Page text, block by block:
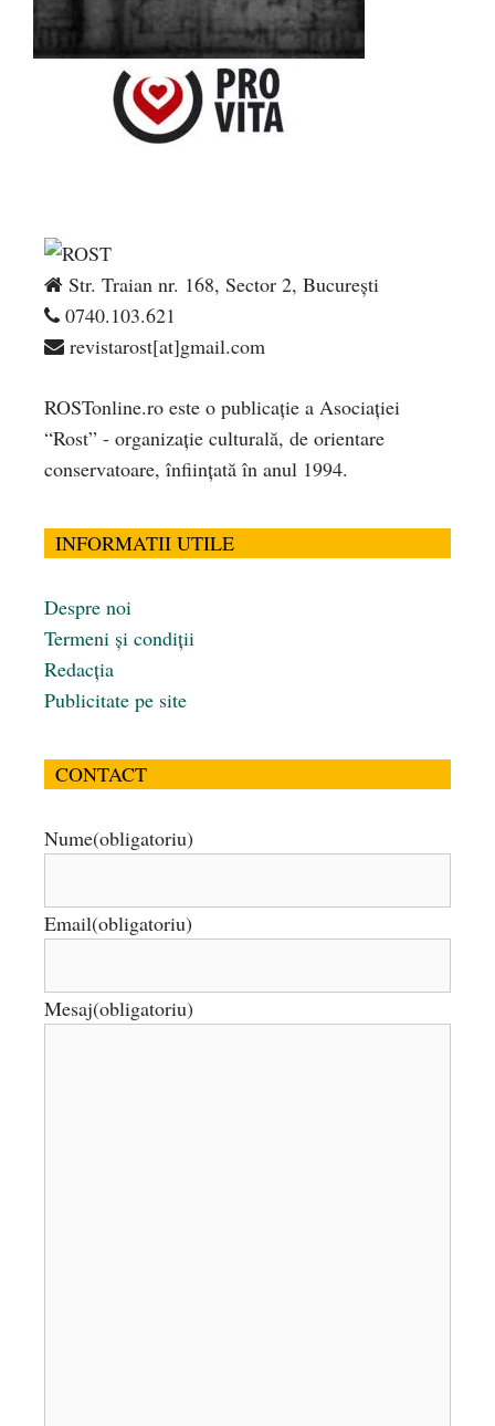
Str. Traian nr. 168, Sector 2, București
0740.103.621
revistarost[at]gmail.com
ROSTonline.ro este o publicaţie a Asociaţiei
“Rost” - organizaţie culturală, de orientare
conservatoare, înfiinţată în anul 1994.
INFORMATII UTILE
Despre noi
Termeni și condiții
Redacția
Publicitate pe site
CONTACT
Nume(obligatoriu)
Email(obligatoriu)
Mesaj(obligatoriu)